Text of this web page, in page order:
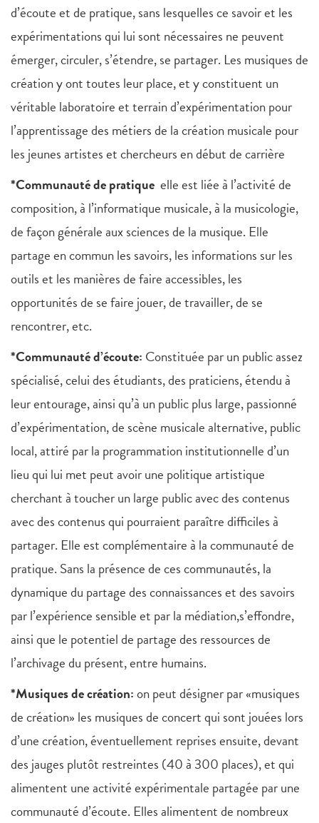
d’écoute et de pratique, sans lesquelles ce savoir et les
expérimentations qui lui sont nécessaires ne peuvent
émerger, circuler, s’étendre, se partager. Les musiques de
création y ont toutes leur place, et y constituent un
véritable laboratoire et terrain d’expérimentation pour
l’apprentissage des métiers de la création musicale pour
les jeunes artistes et chercheurs en début de carrière
*Communauté de pratique elle est liée à l’activité de
composition, à l’informatique musicale, à la musicologie,
de façon générale aux sciences de la musique. Elle
partage en commun les savoirs, les informations sur les
outils et les manières de faire accessibles, les
opportunités de se faire jouer, de travailler, de se
rencontrer, etc.
*Communauté d’écoute: Constituée par un public assez
spécialisé, celui des étudiants, des praticiens, étendu à
leur entourage, ainsi qu’à un public plus large, passionné
d’expérimentation, de scène musicale alternative, public
local, attiré par la programmation institutionnelle d’un
lieu qui lui met peut avoir une politique artistique
cherchant à toucher un large public avec des contenus
avec des contenus qui pourraient paraître difficiles à
partager. Elle est complémentaire à la communauté de
pratique. Sans la présence de ces communautés, la
dynamique du partage des connaissances et des savoirs
par l’expérience sensible et par la médiation,s’effondre,
ainsi que le potentiel de partage des ressources de
l’archivage du présent, entre humains.
*Musiques de création:on peut désigner par «musiques
de création» les musiques de concert qui sont jouées lors
d’une création, éventuellement reprises ensuite, devant
des jauges plutôt restreintes (40 à 300 places), et qui
alimentent une activité expérimentale partagée par une
communauté d’écoute. Elles alimentent de nombreux